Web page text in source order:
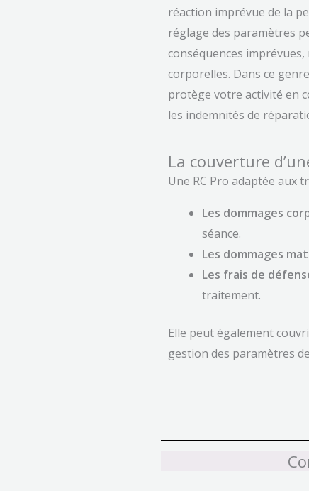
réaction imprévue de la
réglage des paramètres
conséquences
corporelles. Dans ce
protège votre activité en
les indemnités de
La couverture
Une RC Pro adaptée aux
Les dommages
séance.
Les dommages
Les frais de
traitement.
Elle peut également
gestion des paramètres